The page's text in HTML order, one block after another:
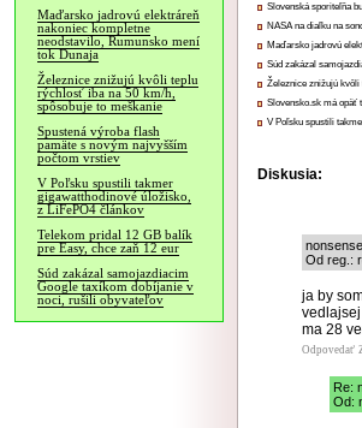
Maďarsko jadrovú elektráreň
nakoniec kompletne
neodstavilo, Rumunsko mení
tok Dunaja
Železnice znižujú kvôli teplu
rýchlosť iba na 50 km/h,
spôsobuje to meškanie
Spustená výroba flash
pamäte s novým najvyšším
počtom vrstiev
V Poľsku spustili takmer
gigawatthodinové úložisko,
z LiFePO4 článkov
Telekom pridal 12 GB balík
pre Easy, chce zaň 12 eur
Súd zakázal samojazdiacim
Google taxíkom dobíjanie v
noci, rušili obyvateľov
Slovenská sporiteľňa
NASA na diaľku na
Maďarsko jadrovú
Súd zakázal
Železnice znižujú kvôli
Slovensko.sk má opäť
V Poľsku spustili
Diskusia:
nonsense
Od reg.:
ja by
ma 28
Odpovedať
Re:
Od: